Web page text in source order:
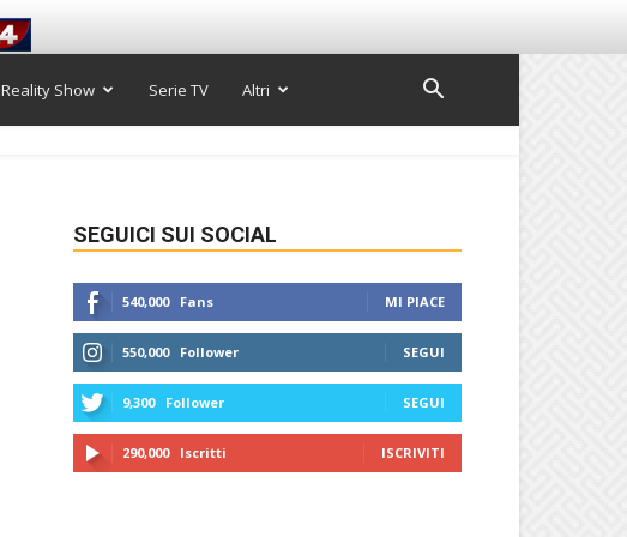
Reality Show Serie TV Altri
SEGUICI SUI SOCIAL
540,000 Fans MI PIACE
550,000 Follower SEGUI
9,300 Follower SEGUI
290,000 Iscritti ISCRIVITI